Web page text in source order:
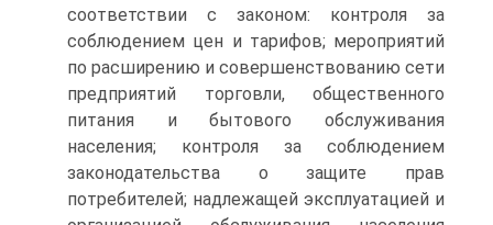
соответствии с законом: контроля за
соблюдением цен и тарифов; мероприятий
по расширению и совершенствованию сети
предприятий торговли, общественного
питания и бытового обслуживания
населения; контроля за соблюдением
законодательства о защите прав
потребителей; надлежащей эксплуатацией и